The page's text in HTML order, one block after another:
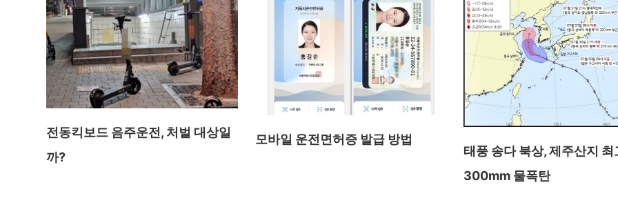
전동킥보드 음주운전, 처벌 대상일
까?
모바일 운전면허증 발급 방법
태풍 송다 북상, 제주산지 최
300mm 물폭탄